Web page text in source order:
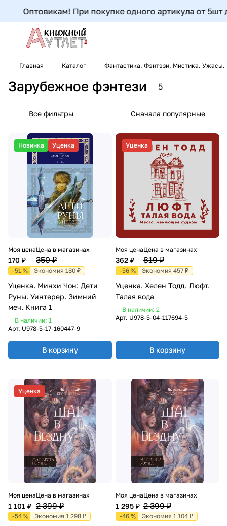
Оптовикам! При покупке одного артикула от 5шт
Главная Каталог Фантастика. Фэнтэзи. Мистика. Ужасы.
Зарубежное фэнтези 5
Все фильтры Сначала популярные
Новинка Уценка
Моя цена
170 ₽
Цена в магазинах
350 ₽
-51 % Экономия 180 ₽
Уценка. Минхи Чон: Дети
Руны. Уинтерер. Зимний
меч. Книга 1
В наличии: 1
Арт. U978-5-17-160447-9
В корзину
Уценка
Моя цена
362 ₽
Цена в магазинах
819 ₽
-56 % Экономия 457 ₽
Уценка. Хелен Тодд. Люфт.
Талая вода
В наличии: 2
Арт. U978-5-04-117694-5
В корзину
Уценка
Моя цена
1 101 ₽
Цена в магазинах
2 399 ₽
-54 % Экономия 1 298 ₽
Моя цена
1 295 ₽
Цена в магазинах
2 399 ₽
-46 % Экономия 1 104 ₽